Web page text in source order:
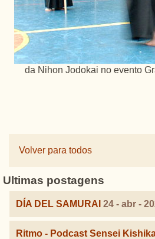
da Nihon Jodokai no evento
Volver para todos
Ultimas postagens
DÍA DEL SAMURAI 24 - abr -
Ritmo - Podcast Sensei